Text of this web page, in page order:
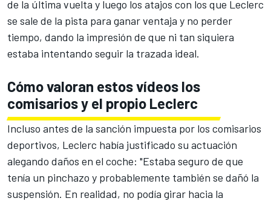
de la última vuelta y luego los atajos con los que Leclerc
se sale de la pista para ganar ventaja y no perder
tiempo, dando la impresión de que ni tan siquiera
estaba intentando seguir la trazada ideal.
Cómo valoran estos vídeos los
comisarios y el propio Leclerc
Incluso antes de la sanción impuesta por los comisarios
deportivos, Leclerc había justificado su actuación
alegando daños en el coche: "Estaba seguro de que
tenía un pinchazo y probablemente también se dañó la
suspensión. En realidad, no podía girar hacia la